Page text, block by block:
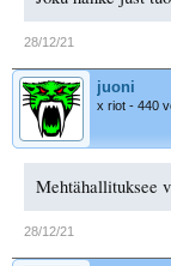
28/12/21
juoni
x riot - 440
Mehtähallituksee
28/12/21